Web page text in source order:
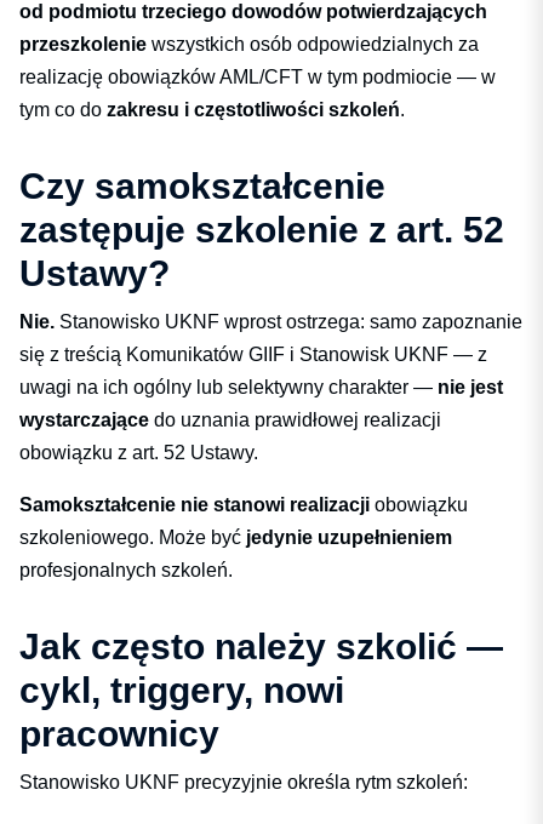
od podmiotu trzeciego dowodów potwierdzających
przeszkolenie wszystkich osób odpowiedzialnych za
realizację obowiązków AML/CFT w tym podmiocie — w
tym co do zakresu i częstotliwości szkoleń.
Czy samokształcenie
zastępuje szkolenie z art. 52
Ustawy?
Nie. Stanowisko UKNF wprost ostrzega: samo zapoznanie
się z treścią Komunikatów GIIF i Stanowisk UKNF — z
uwagi na ich ogólny lub selektywny charakter — nie jest
wystarczające do uznania prawidłowej realizacji
obowiązku z art. 52 Ustawy.
Samokształcenie nie stanowi realizacji obowiązku
szkoleniowego. Może być jedynie uzupełnieniem
profesjonalnych szkoleń.
Jak często należy szkolić —
cykl, triggery, nowi
pracownicy
Stanowisko UKNF precyzyjnie określa rytm szkoleń: